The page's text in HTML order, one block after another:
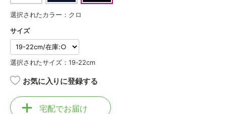
選択されたカラー：クロ
サイズ
選択されたサイズ：19-22cm
お気に入りに登録する
宅配でお届け